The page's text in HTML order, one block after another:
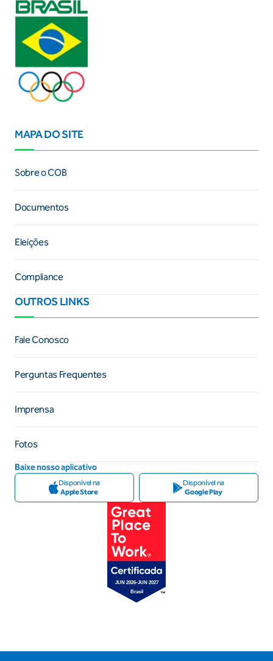
MAPA DO SITE
Sobre o COB
Documentos
Eleições
Compliance
OUTROS LINKS
Fale Conosco
Perguntas Frequentes
Imprensa
Fotos
Baixe nosso aplicativo
Disponível na
Apple Store
Disponível na
Google Play